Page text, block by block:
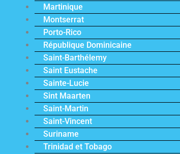
Martinique
Montserrat
Porto-Rico
République Dominicaine
Saint-Barthélemy
Saint Eustache
Sainte-Lucie
Sint Maarten
Saint-Martin
Saint-Vincent
Suriname
Trinidad et Tobago